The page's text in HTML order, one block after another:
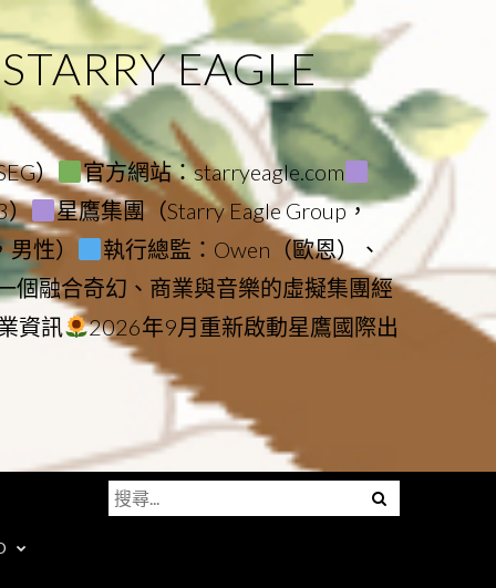
EAGLE
）
官方網站：starryeagle.com
）
星鷹集團（Starry Eagle Group，
性）
執行總監：Owen（歐恩）、
個融合奇幻、商業與音樂的虛擬集團經
資訊
2026年9月重新啟動星鷹國際出
Menu
搜
尋